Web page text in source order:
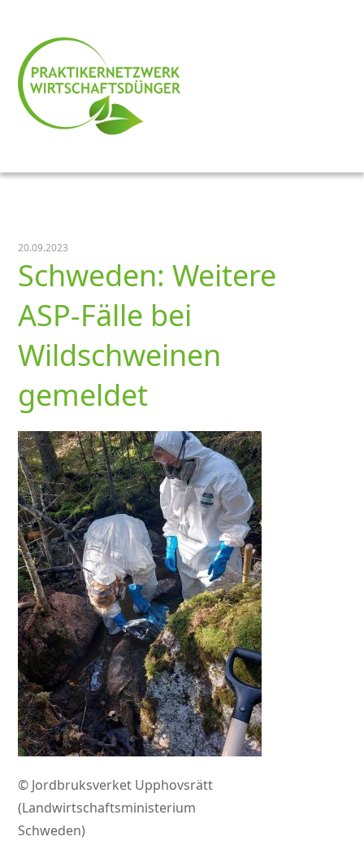
20.09.2023
Schweden: Weitere
ASP-Fälle bei
Wildschweinen
gemeldet
© Jordbruksverket Upphovsrätt
(Landwirtschaftsministerium
Schweden)